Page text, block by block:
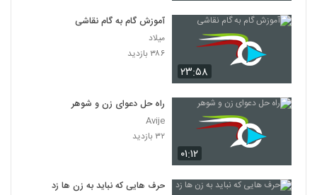
۲۳:۵۸
آموزش گام به گام نقاشی
میلاد
۳۸۶ بازدید
۰۱:۱۲
راه حل دعوای زن و شوهر
Avije
۳۲ بازدید
حرف هایی که نباید به زن ها زد